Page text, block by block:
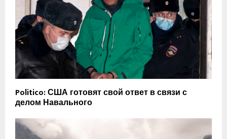
Politico: США готовят свой ответ в связи с
делом Навального